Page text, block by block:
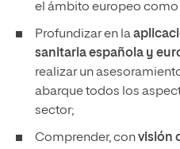
el ámbito europeo como
Profundizar en la
sanitaria española y
realizar un
abarque todos los
sector;
Comprender, convisión